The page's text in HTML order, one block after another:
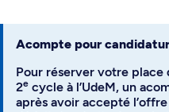
Acompte pour
Pour réserver votre place
2e cycle à l’UdeM, un
après avoir accepté